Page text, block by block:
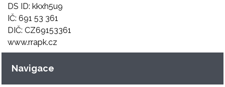
DS ID: kkxh5u9
IČ: 691 53 361
DIČ: CZ69153361
www.rrapk.cz
Navigace